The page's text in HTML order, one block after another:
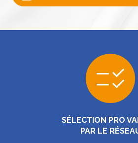
SÉLECTION PRO
PAR LE